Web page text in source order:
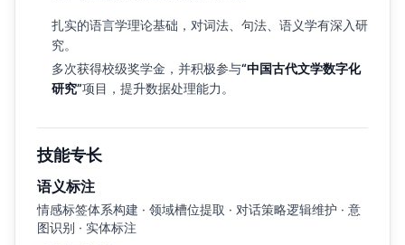
扎实的语言学理论基础，对词法、句法、语义学有深入研
究。
多次获得校级奖学金，并积极参与“中国古代文学数字化
研究”项目，提升数据处理能力。
技能专长
语义标注
情感标签体系构建 · 领域槽位提取 · 对话策略逻辑维护 · 意
图识别 · 实体标注